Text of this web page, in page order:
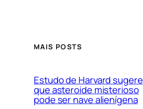
MAIS POSTS
Estudo de Harvard sugere
que asteroide misterioso
pode ser nave alienígena